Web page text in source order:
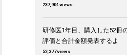
237,904 views
研修医1年目、購入した52冊
評価と合計金額発表するよ
52,377 views